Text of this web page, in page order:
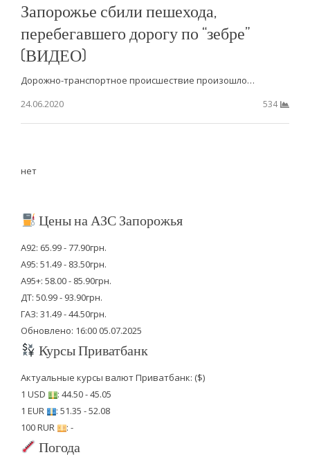
Запорожье сбили пешехода,
перебегавшего дорогу по “зебре”
(ВИДЕО)
Дорожно-транспортное происшествие произошло…
24.06.2020
534
нет
Цены на АЗС Запорожья
А92: 65.99 - 77.90грн.
А95: 51.49 - 83.50грн.
А95+: 58.00 - 85.90грн.
ДТ: 50.99 - 93.90грн.
ГАЗ: 31.49 - 44.50грн.
Обновлено: 16:00 05.07.2025
Курсы Приватбанк
Актуальные курсы валют Приватбанк: ($)
1 USD
: 44.50 - 45.05
1 EUR
: 51.35 - 52.08
100 RUR
: -
Погода